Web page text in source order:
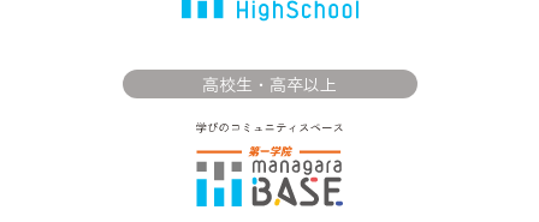
高校生・高卒以上